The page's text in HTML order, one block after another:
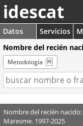
idescat
Datos Servicios
Nombre del recién
Metodología
Nombre del recién
Maresme. 1997-2025